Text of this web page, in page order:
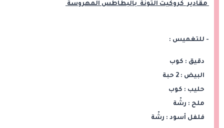
مقادير كروكيت التونة بالبطاطس المهروسة
- للتغميس :
دقيق : كوب
البيض : 2 حبة
حليب : كوب
ملح : رشّة
فلفل أسود : رشّة